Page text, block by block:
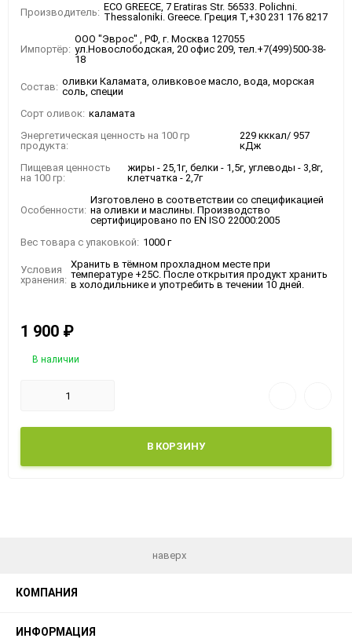
Производитель: ECO GREECE, 7 Eratiras Str. 56533. Polichni.
Thessaloniki. Greece. Греция Т,+30 231 176 8217
Импортёр:
ООО "Эврос" , РФ, г. Москва 127055
ул.Новослободская, 20 офис 209, тел.+7(499)500-38-
18
Состав: оливки Каламата, оливковое масло, вода, морская
соль, специи
Сорт оливок: каламата
Энергетическая ценность на 100 гр
продукта:
229 кккал/ 957
кДж
Пищевая ценность
на 100 гр:
жиры - 25,1г, белки - 1,5г, углеводы - 3,8г,
клетчатка - 2,7г
Особенности:
Изготовлено в соответствии со спецификацией
на оливки и маслины. Производство
сертифицировано по EN ISO 22000:2005
Вес товара с упаковкой: 1000 г
Условия
хранения:
Хранить в тёмном прохладном месте при
температуре +25С. После открытия продукт хранить
в холодильнике и употребить в течении 10 дней.
1 900 ₽
В наличии
В КОРЗИНУ
наверх
КОМПАНИЯ
ИНФОРМАЦИЯ